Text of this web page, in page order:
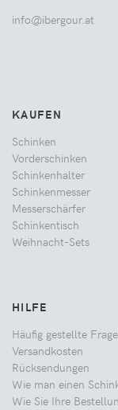
info@ibergour.at
KAUFEN
Schinken
Vorderschinken
Schinkenhalter
Schinkenmesser
Messerschärfer
Schinkentisch
Weihnacht-Sets
HILFE
Häufig gestellte
Versandkosten
Rücksendungen
Wie man einen
Wie Sie Ihre